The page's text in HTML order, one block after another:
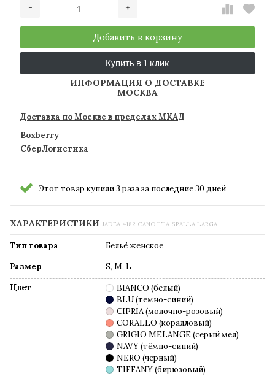
- +
Добавить в корзину
Купить в 1 клик
ИНФОРМАЦИЯ О ДОСТАВКЕ
МОСКВА
Доставка по Москве в пределах МКАД
Boxberry
СберЛогистика
Этот товар купили 3 раза за последние 30 дней
ХАРАКТЕРИСТИКИ JADEA 4182 CANOTTA SPALLA LARGA
Тип товара
Бельё женское
Размер
S, M, L
Цвет
BIANCO (белый)
BLU (темно-синий)
CIPRIA (молочно-розовый)
CORALLO (коралловый)
GRIGIO MELANGE (серый мел)
NAVY (тёмно-синий)
NERO (черный)
TIFFANY (бирюзовый)